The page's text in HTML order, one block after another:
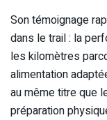
Son témoignage
dans le trail : la
les kilomètres
alimentation
au même titre que
préparation